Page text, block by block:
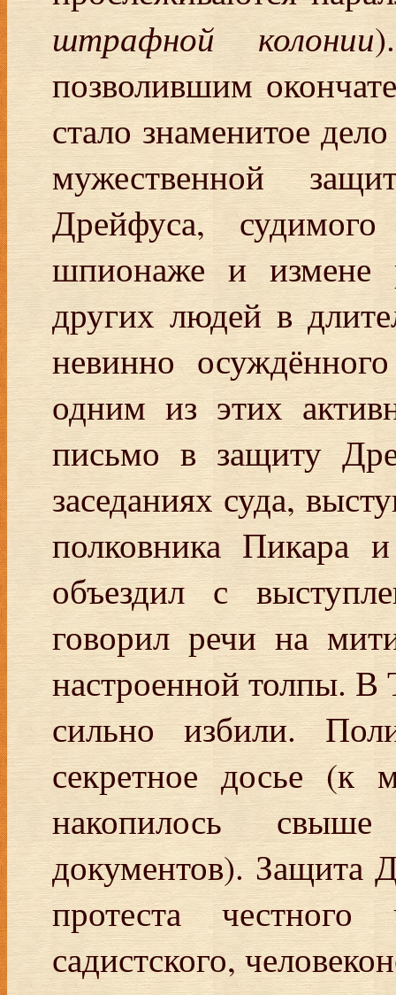
штрафной колонии)
позволившим
стало знаменитое
мужественной
Дрейфуса,
шпионаже и измене
других людей в
невинно
одним из этих
письмо в защиту
заседаниях суда,
полковника Пикара
объездил с
говорил речи на
настроенной толпы. В
сильно избили.
секретное досье (к
накопилось
документов). Защита
протеста честного
садистского,